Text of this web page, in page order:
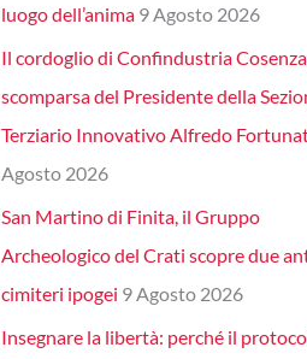
luogo dell’anima 9 Agosto 2026
Il cordoglio di Confindustria
scomparsa del Presidente della
Terziario Innovativo Alfredo
Agosto 2026
San Martino di Finita, il Gruppo
Archeologico del Crati scopre due
cimiteri ipogei 9 Agosto 2026
Insegnare la libertà: perché il